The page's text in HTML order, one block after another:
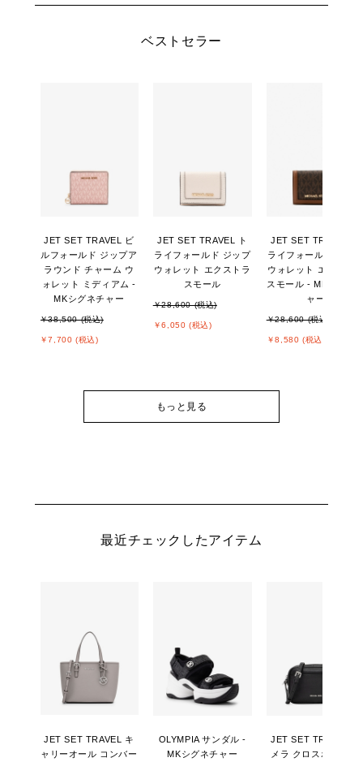
ベストセラー
JET SET TRAVEL ビ
ルフォールド ジップア
ラウンド チャーム ウ
ォレット ミディアム -
MKシグネチャー
￥38,500 (税込)
￥7,700 (税込)
JET SET TRAVEL ト
ライフォールド ジップ
ウォレット エクストラ
スモール
￥28,600 (税込)
￥6,050 (税込)
JET SET TRAVEL ト
ライフォールド ジッ
ウォレット エクスト
スモール - MKシグネ
ャー
￥28,600 (税込)
￥8,580 (税込)
もっと見る
最近チェックしたアイテム
JET SET TRAVEL キ
ャリーオール コンバー
OLYMPIA サンダル -
MKシグネチャー
JET SET TRAVEL カ
メラ クロスボディ ス